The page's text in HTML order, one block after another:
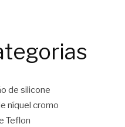
de silicone
níquel cromo
Teflon